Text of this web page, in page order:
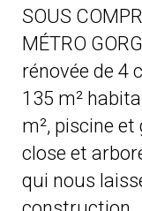
SOUS
MÉTRO
rénovée de 4
135 m²
m², piscine et
close et
qui nous